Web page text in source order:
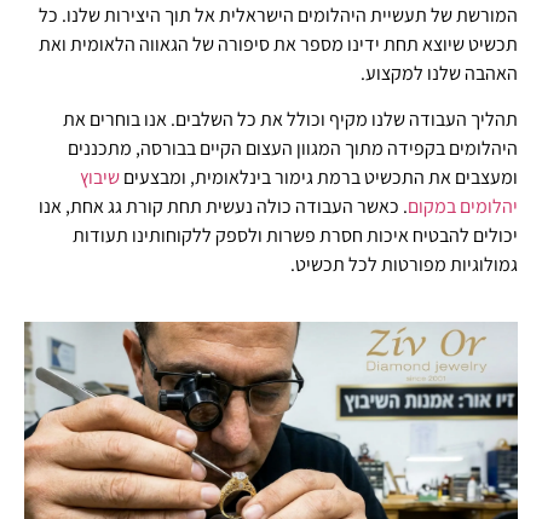
המורשת של תעשיית היהלומים הישראלית אל תוך היצירות שלנו. כל
תכשיט שיוצא תחת ידינו מספר את סיפורה של הגאווה הלאומית ואת
האהבה שלנו למקצוע.
תהליך העבודה שלנו מקיף וכולל את כל השלבים. אנו בוחרים את
היהלומים בקפידה מתוך המגוון העצום הקיים בבורסה, מתכננים
ומעצבים את התכשיט ברמת גימור בינלאומית, ומבצעיםשיבוץ
יהלומים במקום. כאשר העבודה כולה נעשית תחת קורת גג אחת, אנו
יכולים להבטיח איכות חסרת פשרות ולספק ללקוחותינו תעודות
גמולוגיות מפורטות לכל תכשיט.